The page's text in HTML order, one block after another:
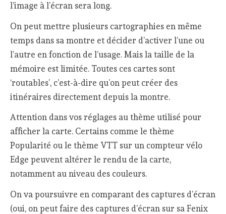
l’image à l’écran sera long.
On peut mettre plusieurs cartographies en même
temps dans sa montre et décider d’activer l’une ou
l’autre en fonction de l’usage. Mais la taille de la
mémoire est limitée. Toutes ces cartes sont
‘routables’, c’est-à-dire qu’on peut créer des
itinéraires directement depuis la montre.
Attention dans vos réglages au thème utilisé pour
afficher la carte. Certains comme le thème
Popularité ou le thème VTT sur un compteur vélo
Edge peuvent altérer le rendu de la carte,
notamment au niveau des couleurs.
On va poursuivre en comparant des captures d’écran
(oui, on peut faire des captures d’écran sur sa Fenix